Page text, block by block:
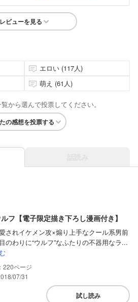
レビューを見る
エロい (117人)
萌え (61人)
から選んで投票してください。
の感想を投票する
フ【電子限定描き下ろし漫画付き】
されイケメン攻×煽り上手なクール系男前
わりに“ウルフ”なふたりの不器用なラ...
220
07/31
試し読み